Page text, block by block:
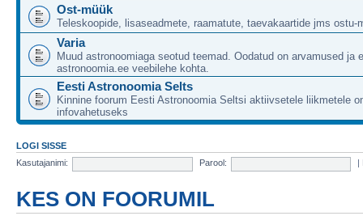
Ost-müük
Teleskoopide, lisaseadmete, raamatute, taevakaartide jms ostu-
Varia
Muud astronoomiaga seotud teemad. Oodatud on arvamused ja
astronoomia.ee veebilehe kohta.
Eesti Astronoomia Selts
Kinnine foorum Eesti Astronoomia Seltsi aktiivsetele liikmetele
infovahetuseks
LOGI SISSE
Kasutajanimi:
Parool:
KES ON FOORUMIL